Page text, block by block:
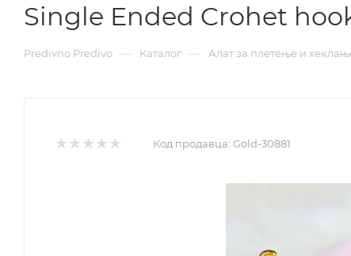
Single Ended Crohet
Predivno Predivo — Каталог — Алат за плетење и
Код продавца: Gold-30881